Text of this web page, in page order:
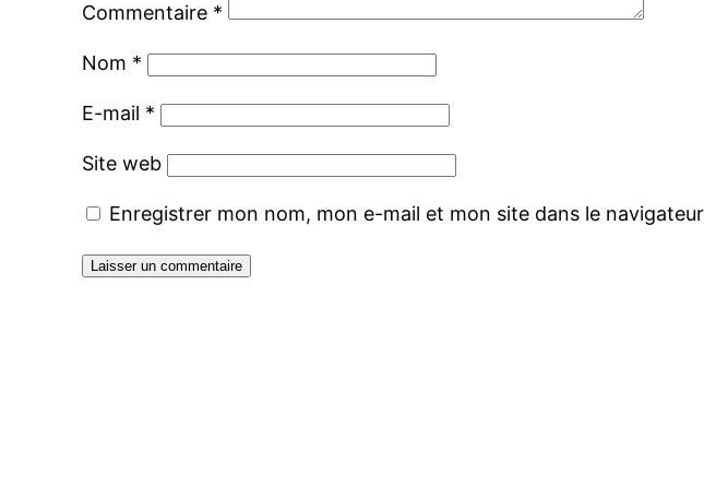
Commentaire *
Nom *
E-mail *
Site web
Enregistrer mon nom, mon e-mail et mon site dans le